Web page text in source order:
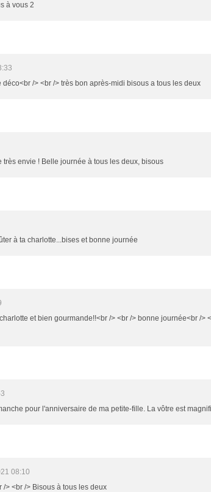
à vous 2
/> <br /> très bon après-midi bisous a tous les deux
très envie ! Belle journée à tous les deux, bisous
à ta charlotte...bises et bonne journée
et bien gourmande!!<br /> <br /> bonne journée<br />
pour l'anniversaire de ma petite-fille. La vôtre est
08:10
> <br /> Bisous à tous les deux